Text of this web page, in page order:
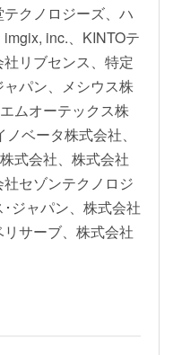
クノロジーズ、ハ
inc.、KINTOテ
リブセンス、特定
パン、メシウス株
ムオーテックス株
ベータ株式会社、
式会社、株式会社
セゾンテクノロジ
ジャパン、株式会社
サーブ、株式会社